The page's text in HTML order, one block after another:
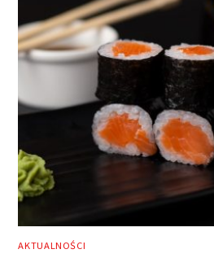
AKTUALNOŚCI